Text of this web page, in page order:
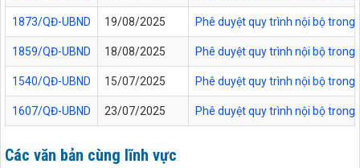
1873/QĐ-UBND 19/08/2025 Phê duyệt quy trình nội bộ
1859/QĐ-UBND 18/08/2025 Phê duyệt quy trình nội bộ
1540/QĐ-UBND 15/07/2025 Phê duyệt quy trình nội bộ
1607/QĐ-UBND 23/07/2025 Phê duyệt quy trình nội bộ
Các văn bản cùng lĩnh vực